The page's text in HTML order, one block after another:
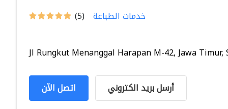
(5) خدمات الطباعة
Jl Rungkut Menanggal Harapan M-42, Jawa Timur,
اتصل الآن أرسل بريد الكتروني